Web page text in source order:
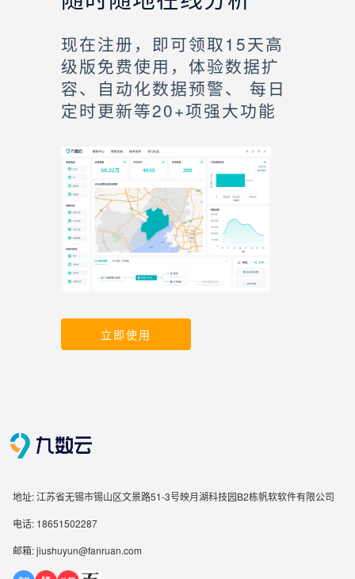
现在注册，即可领取15天高
级版免费使用，体验数据扩
容、自动化数据预警、 每日
定时更新等20+项强大功能
立即使用
地址: 江苏省无锡市锡山区文景路51-3号映月湖科技园B2栋帆软软件有限公司
电话: 18651502287
邮箱: jiushuyun@fanruan.com